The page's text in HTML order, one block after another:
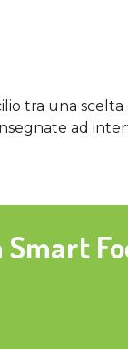
tra una
ad